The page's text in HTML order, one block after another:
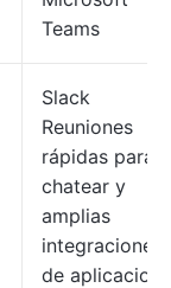
Teams
Slack
Reuniones
rápidas para
chatear y
amplias
integraciones
de